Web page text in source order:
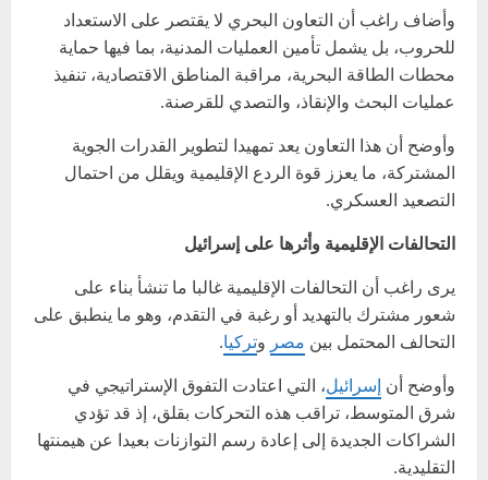
وأضاف راغب أن التعاون البحري لا يقتصر على الاستعداد
للحروب، بل يشمل تأمين العمليات المدنية، بما فيها حماية
محطات الطاقة البحرية، مراقبة المناطق الاقتصادية، تنفيذ
عمليات البحث والإنقاذ، والتصدي للقرصنة.
وأوضح أن هذا التعاون يعد تمهيدا لتطوير القدرات الجوية
المشتركة، ما يعزز قوة الردع الإقليمية ويقلل من احتمال
التصعيد العسكري.
التحالفات الإقليمية وأثرها على إسرائيل
يرى راغب أن التحالفات الإقليمية غالبا ما تنشأ بناء على
شعور مشترك بالتهديد أو رغبة في التقدم، وهو ما ينطبق على
التحالف المحتمل بين مصر وتركيا.
وأوضح أن إسرائيل، التي اعتادت التفوق الإستراتيجي في
شرق المتوسط، تراقب هذه التحركات بقلق، إذ قد تؤدي
الشراكات الجديدة إلى إعادة رسم التوازنات بعيدا عن هيمنتها
التقليدية.